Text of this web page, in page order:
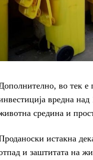
Дополнително, во тек е
вредна
средина и
истакна
и заштитата на